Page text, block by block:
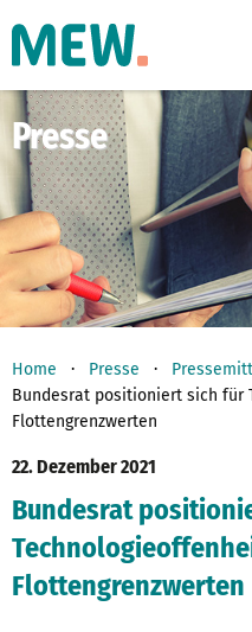
Presse
Home Presse
Bundesrat positioniert sich für
Flottengrenzwerten
22. Dezember 2021
Bundesrat
Flottengrenzwerten